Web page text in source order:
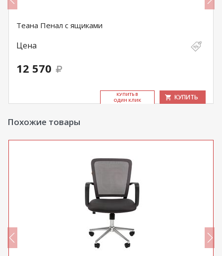
Теана Пенал с ящиками
Цена
12 570
КУ­ПИТЬ В
ОДИН КЛИК
КУПИТЬ
Похожие товары